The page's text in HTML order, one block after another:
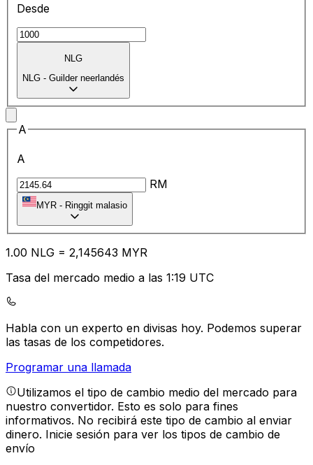
Desde
NLG
NLG - Guilder neerlandés
A
A
RM
MYR - Ringgit malasio
1.00 NLG = 2,145643 MYR
Tasa del mercado medio a las 1:19 UTC
Habla con un experto en divisas hoy. Podemos superar
las tasas de los competidores.
Programar una llamada
Utilizamos el tipo de cambio medio del mercado para
nuestro convertidor. Esto es solo para fines
informativos. No recibirá este tipo de cambio al enviar
dinero. Inicie sesión para ver los tipos de cambio de
envío